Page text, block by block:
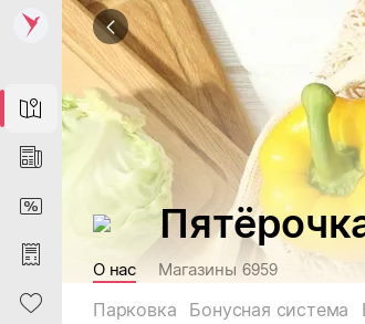
Map
News
DiscountCard
Purchases
Heart
О нас Магазины 6959
Парковка Бонусная система